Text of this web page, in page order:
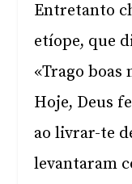
Entretanto
etíope, que
«Trago boas
Hoje, Deus
ao livrar-te
levantaram